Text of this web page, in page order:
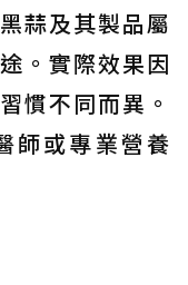
蒜及其製品屬
。實際效果因
慣不同而異。
師或專業營養